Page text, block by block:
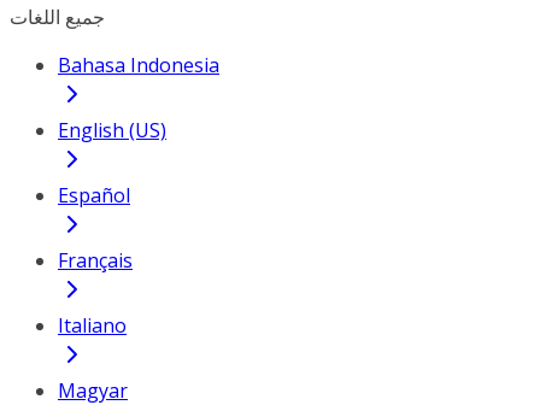
جميع اللغات
Bahasa Indonesia
English (US)
Español
Français
Italiano
Magyar